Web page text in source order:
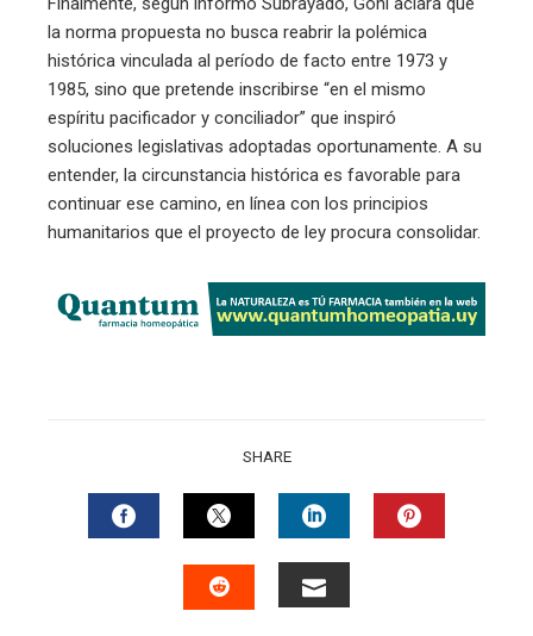
la norma propuesta no busca reabrir la polémica
histórica vinculada al período de facto entre 1973 y
1985, sino que pretende inscribirse “en el mismo
espíritu pacificador y conciliador” que inspiró
soluciones legislativas adoptadas oportunamente. A su
entender, la circunstancia histórica es favorable para
continuar ese camino, en línea con los principios
humanitarios que el proyecto de ley procura consolidar.
SHARE
FACEBOOKTWITTERLINKEDIN